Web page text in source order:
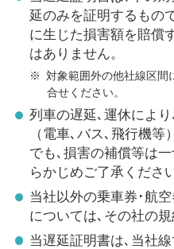
延のみを証明するもの
に生じた損害額を賠償
はありません。
※ 対象範囲外の他社線区間
合せください。
列車の遅延､運休によ
（電車､バス､飛行機
でも､損害の補償等は
らかじめご了承ください
当社以外の乗車券･航
については､その社の規
当遅延証明書は､当社